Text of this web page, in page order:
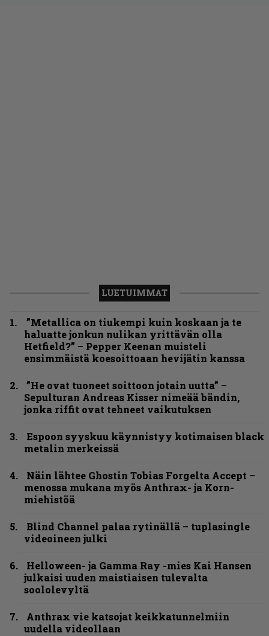
LUETUIMMAT
”Metallica on tiukempi kuin koskaan ja te
haluatte jonkun nulikan yrittävän olla
Hetfield?” – Pepper Keenan muisteli
ensimmäistä koesoittoaan hevijätin kanssa
”He ovat tuoneet soittoon jotain uutta” –
Sepulturan Andreas Kisser nimeää bändin,
jonka riffit ovat tehneet vaikutuksen
Espoon syyskuu käynnistyy kotimaisen black
metalin merkeissä
Näin lähtee Ghostin Tobias Forgelta Accept –
menossa mukana myös Anthrax- ja Korn-
miehistöä
Blind Channel palaa rytinällä – tuplasingle
videoineen julki
Helloween- ja Gamma Ray -mies Kai Hansen
julkaisi uuden maistiaisen tulevalta
soololevyltä
Anthrax vie katsojat keikkatunnelmiin
uudella videollaan